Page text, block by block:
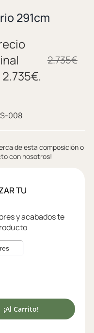
291cm
2.735€
008
de esta composición o
con nosotros!
TU
y acabados te
¡Al Carrito!